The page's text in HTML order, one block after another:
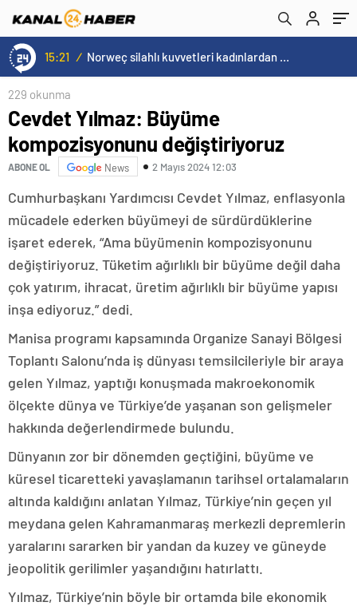
15:20 / Cristiano Ronaldo’nun akıllara zarar tüm kariyerinin istatistiğini çıkardık !
229 okunma
Cevdet Yılmaz: Büyüme
kompozisyonunu değiştiriyoruz
ABONE OL News 2 Mayıs 2024 12:03
Cumhurbaşkanı Yardımcısı Cevdet Yılmaz, enflasyonla
mücadele ederken büyümeyi de sürdürdüklerine
işaret ederek, “Ama büyümenin kompozisyonunu
değiştiriyoruz. Tüketim ağırlıklı bir büyüme değil daha
çok yatırım, ihracat, üretim ağırlıklı bir büyüme yapısı
inşa ediyoruz.” dedi.
Manisa programı kapsamında Organize Sanayi Bölgesi
Toplantı Salonu’nda iş dünyası temsilcileriyle bir araya
gelen Yılmaz, yaptığı konuşmada makroekonomik
ölçekte dünya ve Türkiye’de yaşanan son gelişmeler
hakkında değerlendirmede bulundu.
Dünyanın zor bir dönemden geçtiğini, büyüme ve
küresel ticaretteki yavaşlamanın tarihsel ortalamaların
altında kaldığını anlatan Yılmaz, Türkiye’nin geçen yıl
meydana gelen Kahramanmaraş merkezli depremlerin
yaralarını sararken bir yandan da kuzey ve güneyde
jeopolitik gerilimler yaşandığını hatırlattı.
Yılmaz, Türkiye’nin böyle bir ortamda bile ekonomik